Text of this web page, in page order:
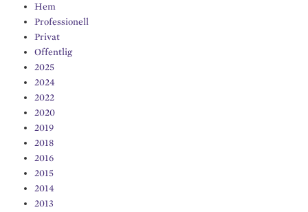
Hem
Professionell
Privat
Offentlig
2025
2024
2022
2020
2019
2018
2016
2015
2014
2013